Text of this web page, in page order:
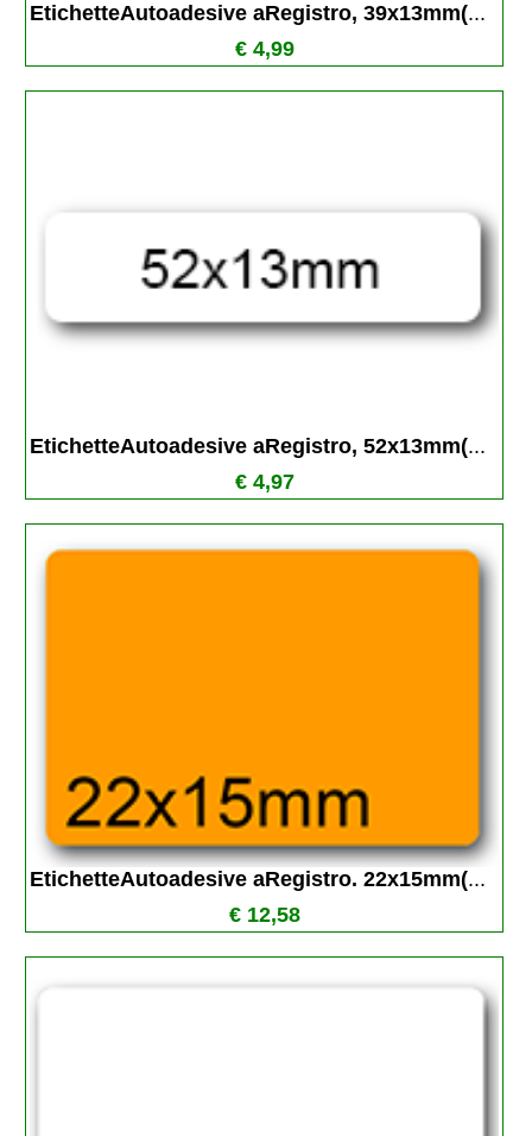
EtichetteAutoadesive aRegistro, 39x13mm(...
€ 4,99
EtichetteAutoadesive aRegistro, 52x13mm(...
€ 4,97
EtichetteAutoadesive aRegistro. 22x15mm(...
€ 12,58